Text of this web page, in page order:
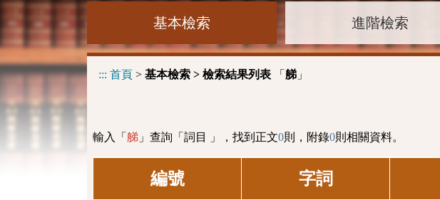
基本檢索 進階檢索
::: 首頁 > 基本檢索 > 檢索結果列表 「 䑯 」
輸入「 䑯 」查詢「詞目 」，找到正文0則，附錄0則相關資料。
編號 字詞